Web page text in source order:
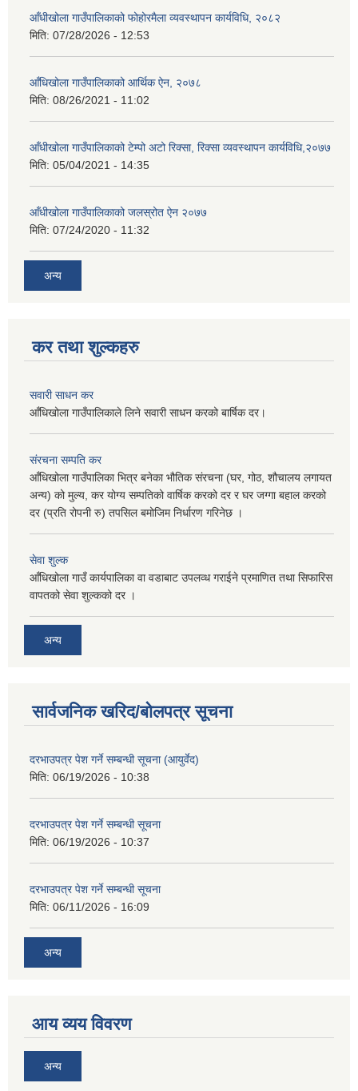
आँधीखोला गाउँपालिकाको फोहोरमैला व्यवस्थापन कार्यविधि, २०८२
मिति: 07/28/2026 - 12:53
आँधिखोला गाउँपालिकाको आर्थिक ऐन, २०७८
मिति: 08/26/2021 - 11:02
आँधीखोला गाउँपालिकाको टेम्पो अटो रिक्सा, रिक्सा व्यवस्थापन कार्यविधि,२०७७
मिति: 05/04/2021 - 14:35
आँधीखोला गाउँपालिकाको जलस्रोत ऐन २०७७
मिति: 07/24/2020 - 11:32
अन्य
कर तथा शुल्कहरु
सवारी साधन कर
आँधिखोला गाउँपालिकाले लिने सवारी साधन करको बार्षिक दर।
संरचना सम्पति कर
आँधिखोला गाउँपालिका भित्र बनेका भौतिक संरचना (घर, गोठ, शौचालय लगायत
अन्य) को मुल्य, कर योग्य सम्पतिको वार्षिक करको दर र घर जग्गा बहाल करको
दर (प्रति रोपनी रु) तपसिल बमोजिम निर्धारण गरिनेछ ।
सेवा शुल्क
आँधिखोला गाउँ कार्यपालिका वा वडाबाट उपलव्ध गराईने प्रमाणित तथा सिफारिस
वापतको सेवा शुल्कको दर ।
अन्य
सार्वजनिक खरिद/बोलपत्र सूचना
दरभाउपत्र पेश गर्ने सम्बन्धी सूचना (आयुर्वेद)
मिति: 06/19/2026 - 10:38
दरभाउपत्र पेश गर्ने सम्बन्धी सूचना
मिति: 06/19/2026 - 10:37
दरभाउपत्र पेश गर्ने सम्बन्धी सूचना
मिति: 06/11/2026 - 16:09
अन्य
आय व्यय विवरण
अन्य